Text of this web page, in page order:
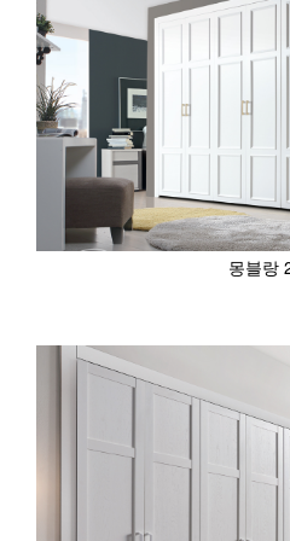
몽블랑